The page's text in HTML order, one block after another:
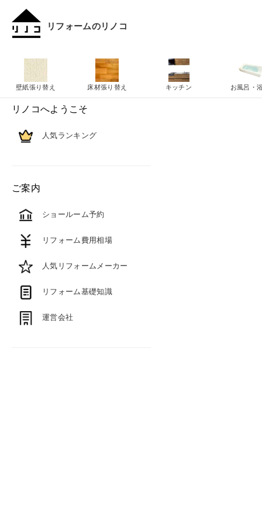
リフォームのリノコ
壁紙張り替え 床材張り替え キッチン お風呂・
リノコへようこそ
人気ランキング
ご案内
ショールーム予約
リフォーム費用相場
人気リフォームメーカー
リフォーム基礎知識
運営会社